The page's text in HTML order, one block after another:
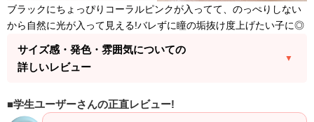
ブラックにちょっぴりコーラルピンクが入ってて、のっぺりしない
から自然に光が入って見える!バレずに瞳の垢抜け度上げたい子に◎
サイズ感・発色・雰囲気についての
詳しいレビュー
学生ユーザーさんの正直レビュー!